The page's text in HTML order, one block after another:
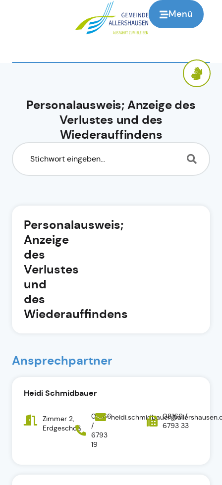
Menü
Personalausweis; Anzeige des
Verlustes und des
Wiederauffindens
Personalausweis;
Anzeige
des
Verlustes
und
des
Wiederauffindens
Ansprechpartner
Heidi Schmidbauer
Zimmer 2,
Erdgeschoß
08166
/
6793
19
08166 /
6793 33